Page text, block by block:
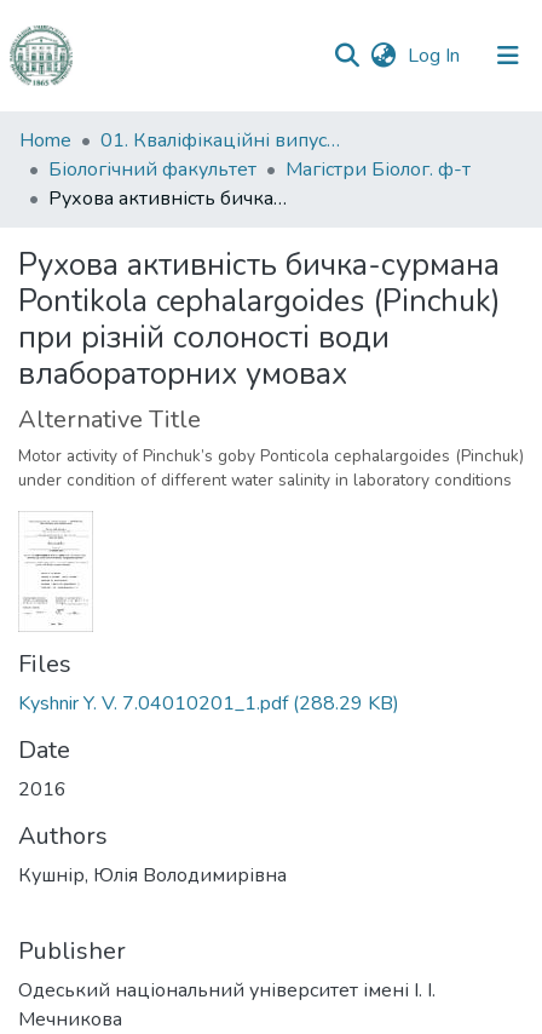
Log In (current)
Communities
&
Collections
Statistics
Home
01. Кваліфікаційні випускні роботи здобувачів вищої освіти
Біологічний факультет
Магістри Біолог. ф-т
Рухова активність бичка-сурмана Pontikola cephalargoides (Pinchuk) при різній солоності води влабораторних умовах
Рухова активність бичка-сурмана
Pontikola cephalargoides (Pinchuk)
при різній солоності води
влабораторних умовах
Alternative Title
Motor activity of Pinchuk’s goby Ponticola cephalargoides (Pinchuk)
under condition of different water salinity in laboratory conditions
Files
Kyshnir Y. V. 7.04010201_1.pdf(288.29 KB)
Date
2016
Authors
Кушнір, Юлія Володимирівна
Publisher
Одеський національний університет імені І. І.
Мечникова